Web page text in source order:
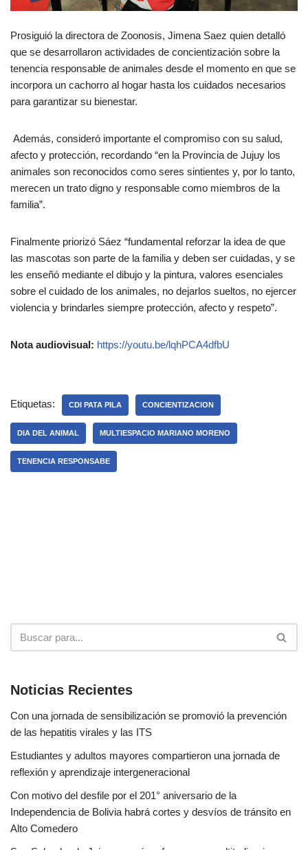
Prosiguió la directora de Zoonosis, Jimena Saez quien detalló
que se desarrollaron actividades de concientización sobre la
tenencia responsable de animales desde el momento en que se
incorpora un cachorro al hogar hasta los cuidados necesarios
para garantizar su bienestar.
Además, consideró importante el compromiso con su salud,
afecto y protección, recordando “en la Provincia de Jujuy los
animales son reconocidos como seres sintientes y, por lo tanto,
merecen un trato digno y responsable como miembros de la
familia”.
Finalmente priorizó Sáez “fundamental reforzar la idea de que
las mascotas son parte de la familia y deben ser cuidadas, y se
les enseñó mediante el dibujo y la pintura, valores esenciales
sobre el cuidado de los animales, no dejarlos sueltos, no ejercer
violencia y brindarles siempre protección, afecto y respeto”.
Nota audiovisual: https://youtu.be/lqhPCA4dfbU
Etiquetas: CDI PATA PILA CONCIENTIZACION
DIA DEL ANIMAL MULTIESPACIO MARIANO MORENO
TENENCIA RESPONSABE
Noticias Recientes
Con una jornada de sensibilización se promovió la prevención
de las hepatitis virales y las ITS
Estudiantes y adultos mayores compartieron una jornada de
reflexión y aprendizaje intergeneracional
Con motivo del desfile por el 201° aniversario de la
Independencia de Bolivia habrá cortes y desvíos de tránsito en
Alto Comedero